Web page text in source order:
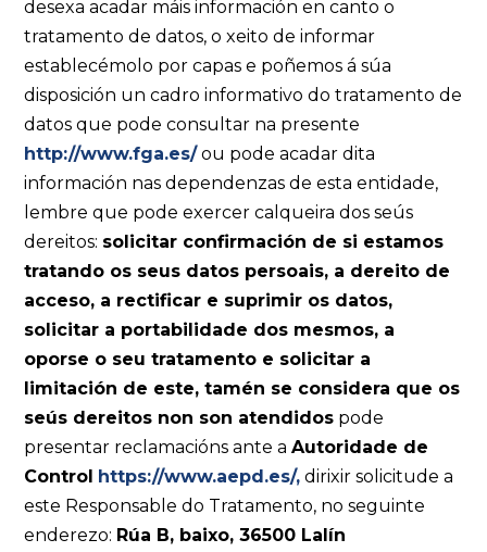
desexa acadar máis información en canto o
tratamento de datos, o xeito de informar
establecémolo por capas e poñemos á súa
disposición un cadro informativo do tratamento de
datos que pode consultar na presente
http://www.fga.es/ ou pode acadar dita
información nas dependenzas de esta entidade,
lembre que pode exercer calqueira dos seús
dereitos: solicitar confirmación de si estamos
tratando os seus datos persoais, a dereito de
acceso, a rectificar e suprimir os datos,
solicitar a portabilidade dos mesmos, a
oporse o seu tratamento e solicitar a
limitación de este, tamén se considera que os
seús dereitos non son atendidos pode
presentar reclamacións ante aAutoridade de
Control https://www.aepd.es/, dirixir solicitude a
este Responsable do Tratamento, no seguinte
enderezo: Rúa B, baixo, 36500 Lalín